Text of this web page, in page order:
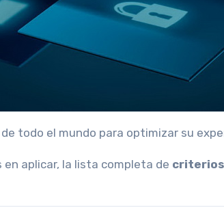
todo el mundo para optimizar su
aplicar, la lista completa de